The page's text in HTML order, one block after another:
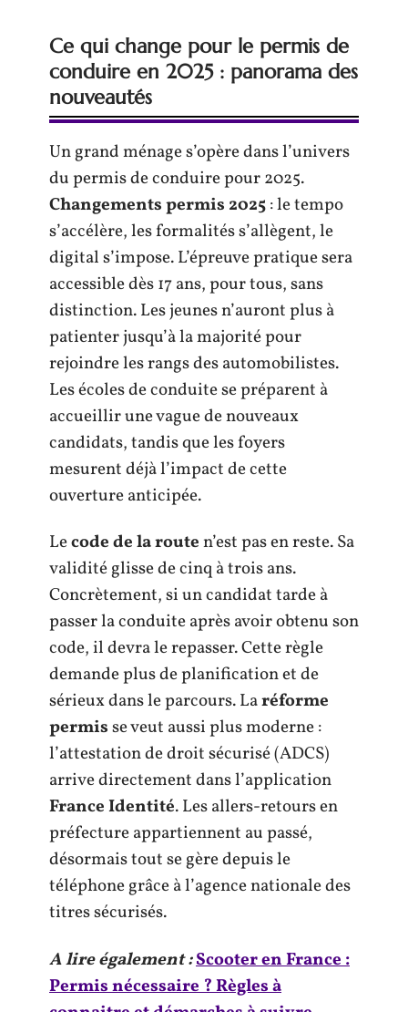
Ce qui change pour le permis de
conduire en 2025 : panorama des
nouveautés
Un grand ménage s’opère dans l’univers
du permis de conduire pour 2025.
Changements permis 2025: le tempo
s’accélère, les formalités s’allègent, le
digital s’impose. L’épreuve pratique sera
accessible dès 17 ans, pour tous, sans
distinction. Les jeunes n’auront plus à
patienter jusqu’à la majorité pour
rejoindre les rangs des automobilistes.
Les écoles de conduite se préparent à
accueillir une vague de nouveaux
candidats, tandis que les foyers
mesurent déjà l’impact de cette
ouverture anticipée.
Lecode de la routen’est pas en reste. Sa
validité glisse de cinq à trois ans.
Concrètement, si un candidat tarde à
passer la conduite après avoir obtenu son
code, il devra le repasser. Cette règle
demande plus de planification et de
sérieux dans le parcours. Laréforme
permisse veut aussi plus moderne :
l’attestation de droit sécurisé (ADCS)
arrive directement dans l’application
France Identité. Les allers-retours en
préfecture appartiennent au passé,
désormais tout se gère depuis le
téléphone grâce à l’agence nationale des
titres sécurisés.
A lire également :Scooter en France :
Permis nécessaire ? Règles à